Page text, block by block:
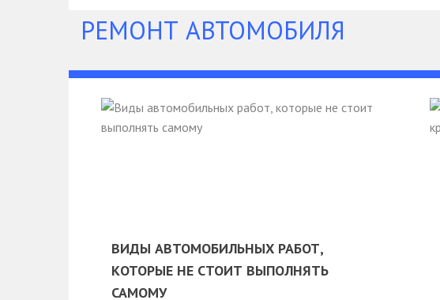
РЕМОНТ АВТОМОБИЛЯ
ВИДЫ АВТОМОБИЛЬНЫХ РАБОТ,
КОТОРЫЕ НЕ СТОИТ ВЫПОЛНЯТЬ
САМОМУ